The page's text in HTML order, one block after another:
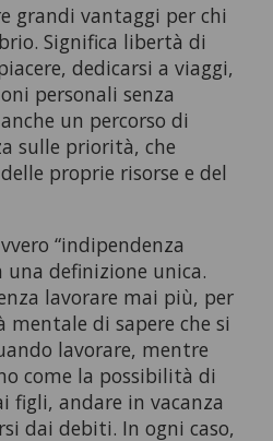
grandi vantaggi per chi
Significa libertà di
dedicarsi a viaggi,
personali senza
un percorso di
sulle priorità, che
proprie risorse e del
“indipendenza
una definizione unica.
lavorare mai più, per
di sapere che si
lavorare, mentre
come la possibilità di
figli, andare in vacanza
dai debiti. In ogni caso,